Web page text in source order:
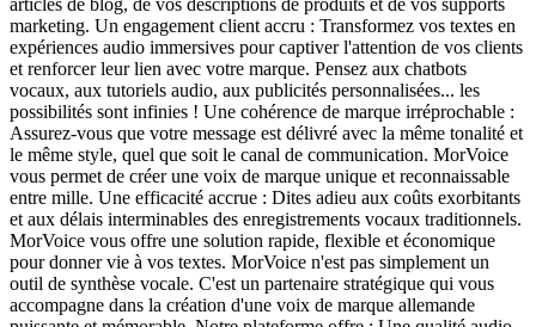
marketing. Un engagement client accru : Transformez vos textes en
expériences audio immersives pour captiver l'attention de vos clients
et renforcer leur lien avec votre marque. Pensez aux chatbots
vocaux, aux tutoriels audio, aux publicités personnalisées... les
possibilités sont infinies ! Une cohérence de marque irréprochable :
Assurez-vous que votre message est délivré avec la même tonalité et
le même style, quel que soit le canal de communication. MorVoice
vous permet de créer une voix de marque unique et reconnaissable
entre mille. Une efficacité accrue : Dites adieu aux coûts exorbitants
et aux délais interminables des enregistrements vocaux traditionnels.
MorVoice vous offre une solution rapide, flexible et économique
pour donner vie à vos textes. MorVoice n'est pas simplement un
outil de synthèse vocale. C'est un partenaire stratégique qui vous
accompagne dans la création d'une voix de marque allemande